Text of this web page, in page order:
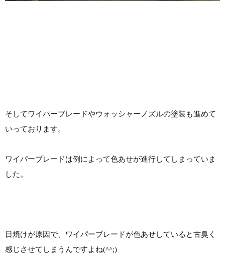
そしてワイパーブレードやウォッシャーノズルの塗装も進めて
いっております。
ワイパーブレードは例によって色あせが進行してしまっていま
した。
日焼けが原因で、ワイパーブレードが色あせしていると古臭く
感じさせてしまうんですよね(^^;)